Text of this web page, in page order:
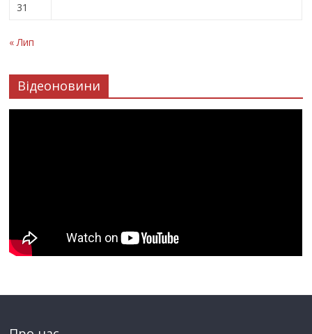
31
« Лип
Відеоновини